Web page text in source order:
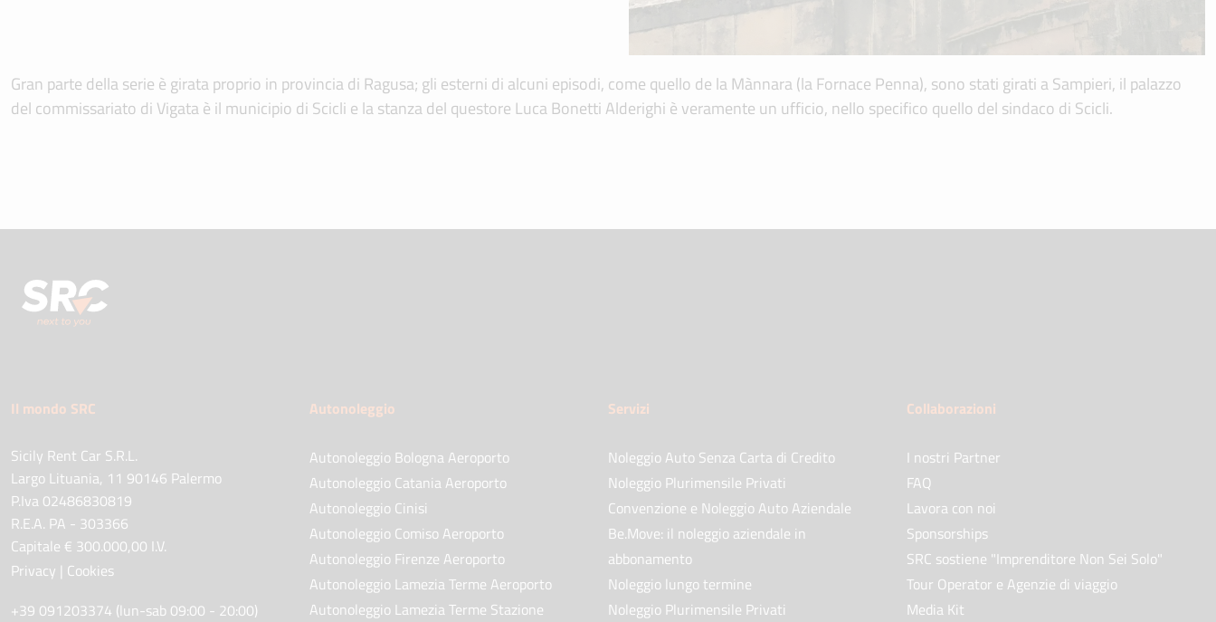
Gran parte della serie è girata proprio in provincia di Ragusa; gli esterni di alcuni episodi, come quello de la Mànnara (la Fornace Penna), sono stati girati a Sampieri, il palazzo
del commissariato di Vigata è il municipio di Scicli e la stanza del questore Luca Bonetti Alderighi è veramente un ufficio, nello specifico quello del sindaco di Scicli.
Il mondo SRC
Sicily Rent Car S.R.L.
Largo Lituania, 11 90146 Palermo
P.Iva 02486830819
R.E.A. PA - 303366
Capitale € 300.000,00 I.V.
Privacy | Cookies
+39 091203374 (lun-sab 09:00 - 20:00)
Autonoleggio
Autonoleggio Bologna Aeroporto
Autonoleggio Catania Aeroporto
Autonoleggio Cinisi
Autonoleggio Comiso Aeroporto
Autonoleggio Firenze Aeroporto
Autonoleggio Lamezia Terme Aeroporto
Autonoleggio Lamezia Terme Stazione
Servizi
Noleggio Auto Senza Carta di Credito
Noleggio Plurimensile Privati
Convenzione e Noleggio Auto Aziendale
Be.Move: il noleggio aziendale in
abbonamento
Noleggio lungo termine
Noleggio Plurimensile Privati
Collaborazioni
I nostri Partner
FAQ
Lavora con noi
Sponsorships
SRC sostiene "Imprenditore Non Sei Solo"
Tour Operator e Agenzie di viaggio
Media Kit